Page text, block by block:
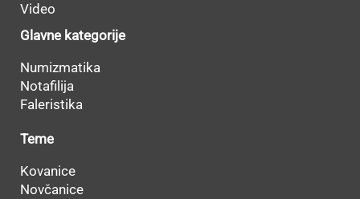
Video
Glavne kategorije
Numizmatika
Notafilija
Faleristika
Teme
Kovanice
Novčanice